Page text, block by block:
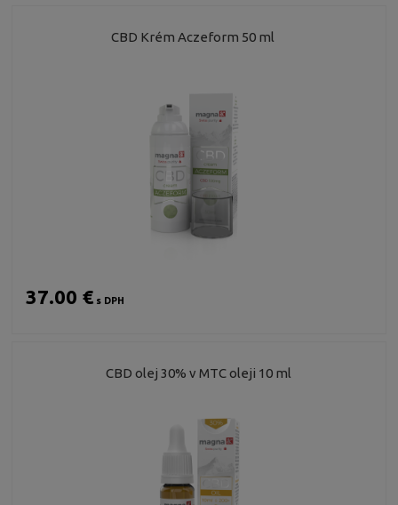
CBD Krém Aczeform 50 ml
37.00 €s DPH
CBD olej 30% v MTC oleji 10 ml